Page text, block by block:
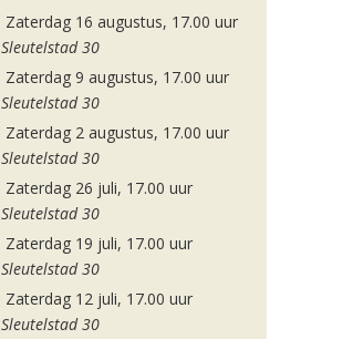
Zaterdag 16 augustus, 17.00 uur
Sleutelstad 30
Zaterdag 9 augustus, 17.00 uur
Sleutelstad 30
Zaterdag 2 augustus, 17.00 uur
Sleutelstad 30
Zaterdag 26 juli, 17.00 uur
Sleutelstad 30
Zaterdag 19 juli, 17.00 uur
Sleutelstad 30
Zaterdag 12 juli, 17.00 uur
Sleutelstad 30